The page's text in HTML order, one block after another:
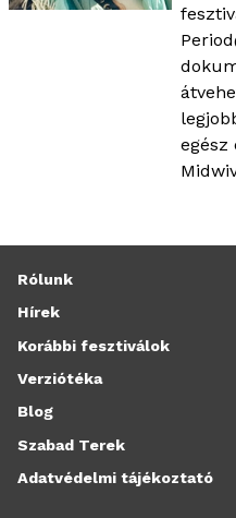
Rólunk
Hírek
Korábbi fesztiválok
Verziótéka
Blog
Szabad Terek
Adatvédelmi tájékoztató